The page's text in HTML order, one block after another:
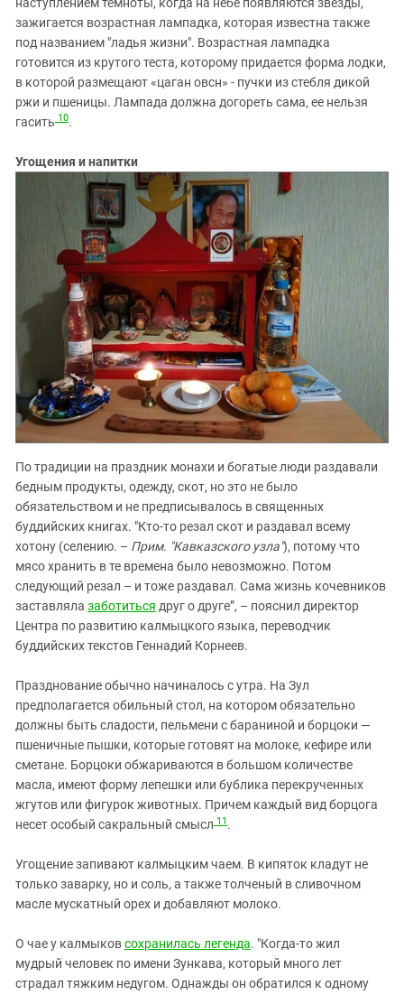
зажигается возрастная лампадка, которая известна также
под названием "ладья жизни". Возрастная лампадка
готовится из крутого теста, которому придается форма лодки,
в которой размещают «цаган овсн» - пучки из стебля дикой
ржи и пшеницы. Лампада должна догореть сама, ее нельзя
гасить 10.
Угощения и напитки
По традиции на праздник монахи и богатые люди раздавали
бедным продукты, одежду, скот, но это не было
обязательством и не предписывалось в священных
буддийских книгах. "Кто-то резал скот и раздавал всему
хотону (селению. – Прим. "Кавказского узла"), потому что
мясо хранить в те времена было невозможно. Потом
следующий резал – и тоже раздавал. Сама жизнь кочевников
заставляла заботиться друг о друге”, – пояснил директор
Центра по развитию калмыцкого языка, переводчик
буддийских текстов Геннадий Корнеев.
Празднование обычно начиналось с утра. На Зул
предполагается обильный стол, на котором обязательно
должны быть сладости, пельмени с бараниной и борцоки —
пшеничные пышки, которые готовят на молоке, кефире или
сметане. Борцоки обжариваются в большом количестве
масла, имеют форму лепешки или бублика перекрученных
жгутов или фигурок животных. Причем каждый вид борцога
несет особый сакральный смысл 11 .
Угощение запивают калмыцким чаем. В кипяток кладут не
только заварку, но и соль, а также толченый в сливочном
масле мускатный орех и добавляют молоко.
О чае у калмыковсохранилась легенда. "Когда-то жил
мудрый человек по имени Зункава, который много лет
страдал тяжким недугом. Однажды он обратился к одному